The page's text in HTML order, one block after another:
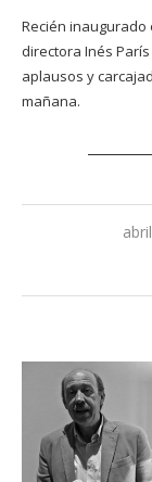
Recién inaugurado
directora Inés
aplausos y
mañana.